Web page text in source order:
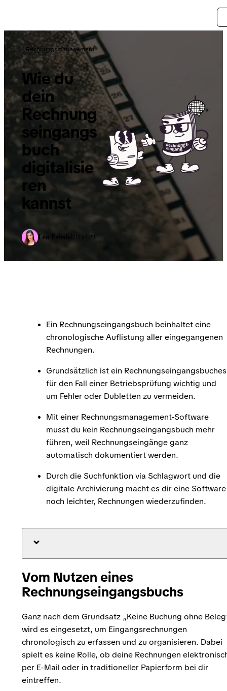
Rechnungsmanagement
Wie du
dein
Rechnung
seingangs
buch
digitalisie
ren
kannst
Lea Friedel 03.04.23
Ein Rechnungseingangsbuch beinhaltet eine
chronologische Auflistung aller eingegangenen
Rechnungen.
Grundsätzlich ist ein Rechnungseingangsbuches
für den Fall einer Betriebsprüfung wichtig und
um Fehler oder Dubletten zu vermeiden.
Mit einer Rechnungsmanagement-Software
musst du kein Rechnungseingangsbuch mehr
führen, weil Rechnungseingänge ganz
automatisch dokumentiert werden.
Durch die Suchfunktion via Schlagwort und die
digitale Archivierung macht es dir eine Software
noch leichter, Rechnungen wiederzufinden.
Vom Nutzen eines
Rechnungseingangsbuchs
Ganz nach dem Grundsatz „Keine Buchung ohne
wird es eingesetzt, um Eingangsrechnungen
chronologisch zu erfassen und zu organisieren. Dabei
spielt es keine Rolle, ob deine Rechnungen
per E-Mail oder in traditioneller Papierform bei dir
eintreffen.